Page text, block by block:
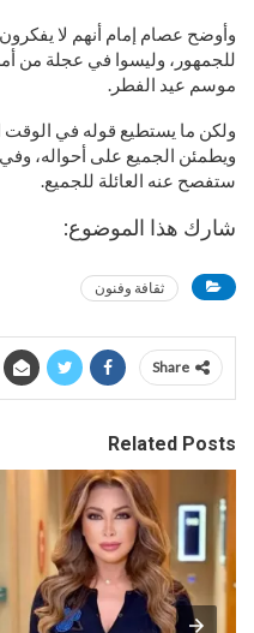
وأوضح عصام إمام أنهم لا
للجمهور، وليسوا في عجلة من
موسم عيد الفطر.
ولكن ما يستطيع قوله في
ويطمئن الجميع على أحواله،
ستفصح عنه العائلة للجميع.
شارك هذا الموضوع:
ثقافة وفنون
Share
Related Posts